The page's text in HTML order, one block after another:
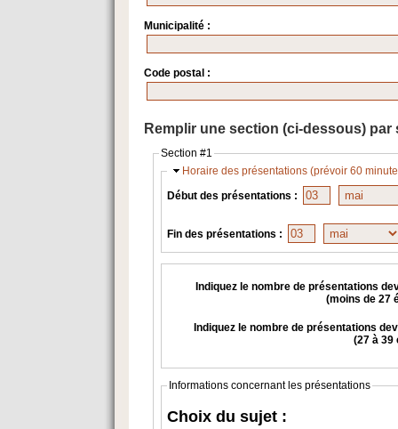
Municipalité :
Code postal :
Remplir une section (ci-dessous)
Section #1
Horaire des présentations (prévoir 60
Début des présentations :
Fin des présentations :
Indiquez le nombre de présentations
(moins de 27
Indiquez le nombre de présentations
(27 à 39
Informations concernant les présentations
Choix du sujet :